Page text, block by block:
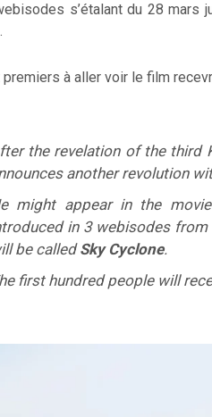
s’étalant du 28 mars
.
premiers à aller voir le film
the revelation of the third
another revolution
might appear in the
in 3 webisodes
be calledSky Cyclone.
first hundred people will